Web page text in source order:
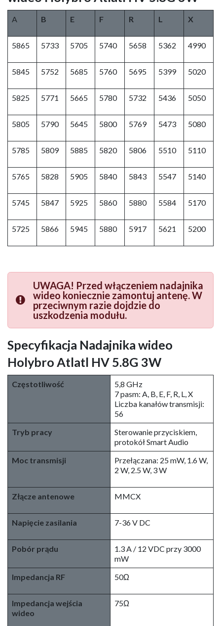
A B E F R L X
5865 5733 5705 5740 5658 5362 4990
5845 5752 5685 5760 5695 5399 5020
5825 5771 5665 5780 5732 5436 5050
5805 5790 5645 5800 5769 5473 5080
5785 5809 5885 5820 5806 5510 5110
5765 5828 5905 5840 5843 5547 5140
5745 5847 5925 5860 5880 5584 5170
5725 5866 5945 5880 5917 5621 5200
UWAGA! Przed włączeniem nadajnika
wideo koniecznie zamontuj antenę. W
przeciwnym razie dojdzie do
uszkodzenia modułu.
Specyfikacja Nadajnika wideo
Holybro Atlatl HV 5.8G 3W
Częstotliwość
5,8 GHz
7 pasm: A, B, E, F, R, L, X
Liczba kanałów transmisji:
56
Tryb pracy
Sterowanie przyciskiem,
protokół Smart Audio
Moc transmisji
Przełączana: 25 mW, 1.6 W,
2 W, 2.5 W, 3 W
Złącze antenowe MMCX
Napięcie zasilania 7-36 V DC
Pobór prądu
1.3 A / 12 VDC przy 3000
mW
Impedancja RF
50Ω
Impedancja wejścia
wideo
75Ω